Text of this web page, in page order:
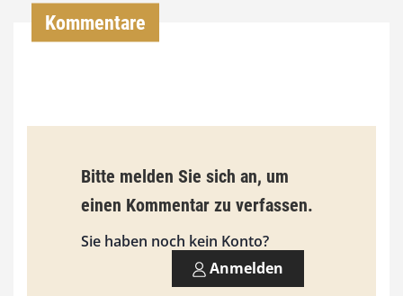
s
,
0
Kommentare
Bitte melden Sie sich an, um
einen Kommentar zu verfassen.
Sie haben noch kein Konto?
Anmelden